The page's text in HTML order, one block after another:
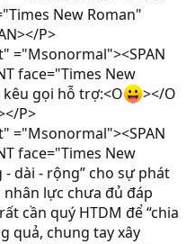
New Roman"
P>
="Msonormal"><SPAN
face="Times New
kêu gọi hỗ trợ:<O
></O
P>
="Msonormal"><SPAN
face="Times New
- dài - rộng” cho sự phát
lực chưa đủ đáp
cần quý HTDM để “chia
quả, chung tay xây